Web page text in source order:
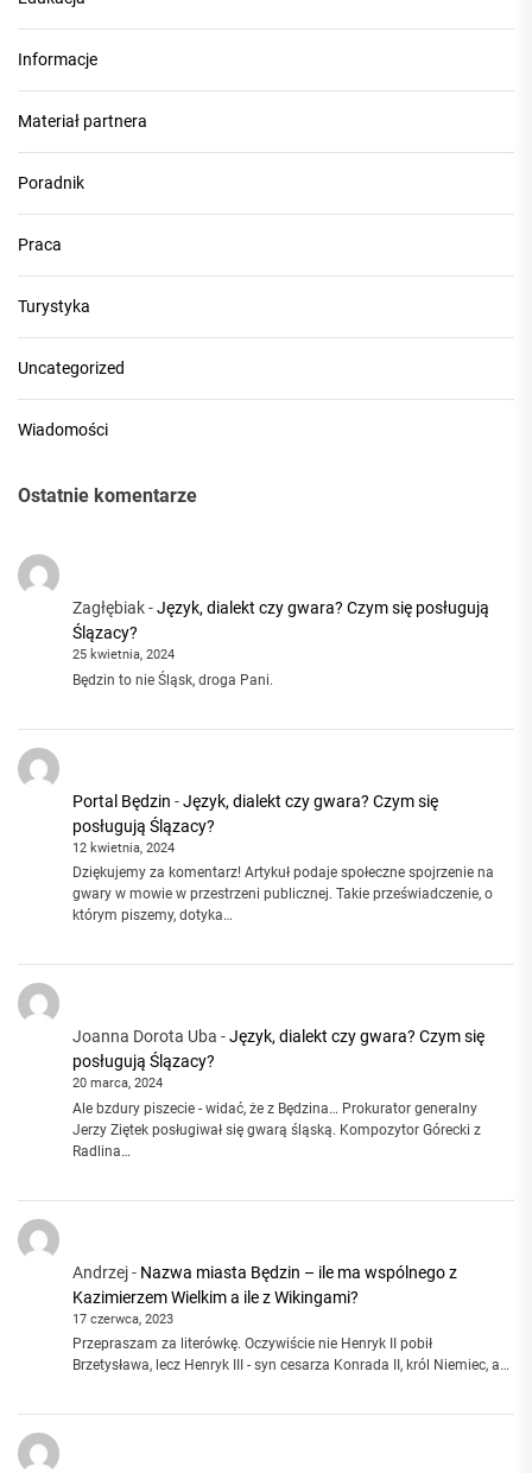
Informacje
Materiał partnera
Poradnik
Praca
Turystyka
Uncategorized
Wiadomości
Ostatnie komentarze
Zagłębiak-Język, dialekt czy gwara? Czym się posługują
Ślązacy?
25 kwietnia, 2024
Będzin to nie Śląsk, droga Pani.
Portal Będzin -Język, dialekt czy gwara? Czym się
posługują Ślązacy?
12 kwietnia, 2024
Dziękujemy za komentarz! Artykuł podaje społeczne spojrzenie na
gwary w mowie w przestrzeni publicznej. Takie przeświadczenie, o
którym piszemy, dotyka…
Joanna Dorota Uba -Język, dialekt czy gwara? Czym się
posługują Ślązacy?
20 marca, 2024
Ale bzdury piszecie - widać, że z Będzina… Prokurator generalny
Jerzy Ziętek posługiwał się gwarą śląską. Kompozytor Górecki z
Radlina…
Andrzej- Nazwa miasta Będzin – ile ma wspólnego z
Kazimierzem Wielkim a ile z Wikingami?
17 czerwca, 2023
Przepraszam za literówkę. Oczywiście nie Henryk II pobił
Brzetysława, lecz Henryk III - syn cesarza Konrada II, król Niemiec, a…